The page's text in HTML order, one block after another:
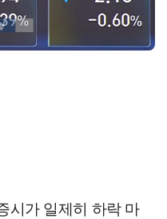
시가 일제히 하락 마